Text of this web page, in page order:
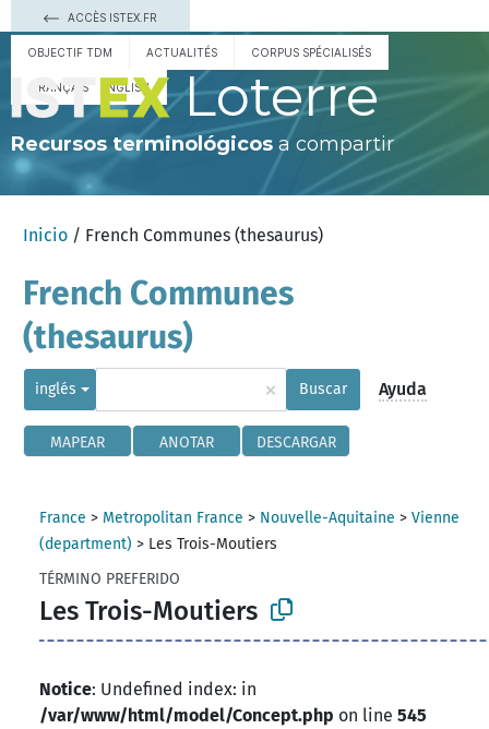
ACCÈS ISTEX.FR
OBJECTIF TDM ACTUALITÉS CORPUS SPÉCIALISÉS
FRANÇAIS ENGLISH Loterre
Recursos terminológicos a compartir
Inicio / French Communes (thesaurus)
French Communes
(thesaurus)
inglés × Buscar Ayuda
MAPEAR ANOTAR DESCARGAR
France > Metropolitan France > Nouvelle-Aquitaine >Vienne
(department) > Les Trois-Moutiers
TÉRMINO PREFERIDO
Les Trois-Moutiers
Notice: Undefined index: in
/var/www/html/model/Concept.php on line545